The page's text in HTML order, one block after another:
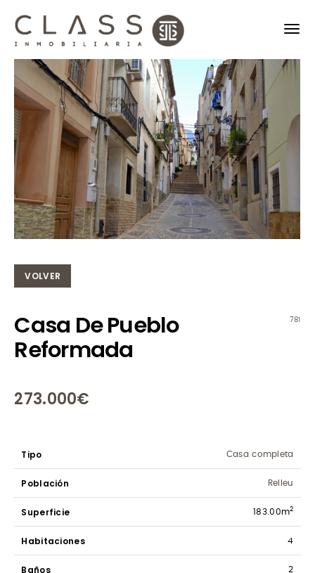
VOLVER
781
Casa De Pueblo
Reformada
273.000€
Tipo Casa completa
Población Relleu
Superficie 183.00m2
Habitaciones 4
Baños 2